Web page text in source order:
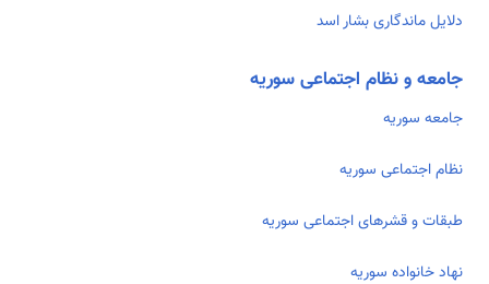
دلایل ماندگاری بشار اسد
جامعه و نظام اجتماعی سوریه
جامعه سوریه
نظام اجتماعی سوریه
طبقات و قشرهای اجتماعی سوریه
نهاد خانواده سوریه